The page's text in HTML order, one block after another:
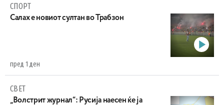
СПОРТ
Салах е новиот султан во Трабзон
пред 1 ден
СВЕТ
„Волстрит журнал“: Русија наесен ќе ја